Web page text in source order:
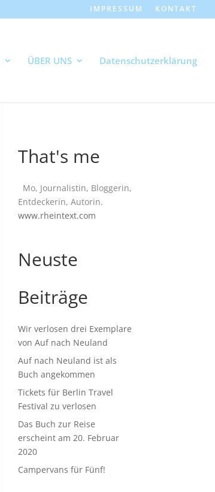
IMPRESSUM KONTAKT
ÜBER UNS Datenschutzerklärung
That's me
Mo, Journalistin, Bloggerin,
Entdeckerin, Autorin.
www.rheintext.com
Neuste
Beiträge
Wir verlosen drei Exemplare
von Auf nach Neuland
Auf nach Neuland ist als
Buch angekommen
Tickets für Berlin Travel
Festival zu verlosen
Das Buch zur Reise
erscheint am 20. Februar
2020
Campervans für Fünf!